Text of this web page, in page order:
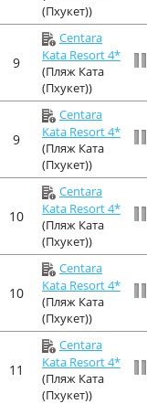
(Пхукет))
9
Centara
Kata Resort 4*
(Пляж Ката
(Пхукет))
9
Centara
Kata Resort 4*
(Пляж Ката
(Пхукет))
10
Centara
Kata Resort 4*
(Пляж Ката
(Пхукет))
10
Centara
Kata Resort 4*
(Пляж Ката
(Пхукет))
11
Centara
Kata Resort 4*
(Пляж Ката
(Пхукет))